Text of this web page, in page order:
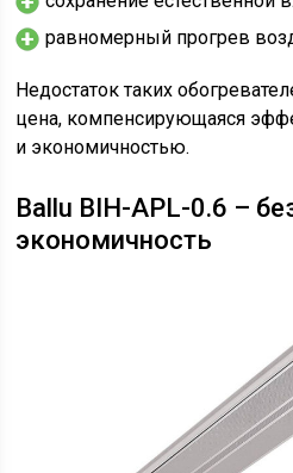
равномерный прогрев
Недостаток таких
цена, компенсирующаяся
и экономичностью.
Ballu BIH-APL-0.6 –
экономичность